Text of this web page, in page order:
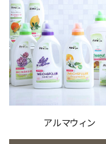
アルマウィン